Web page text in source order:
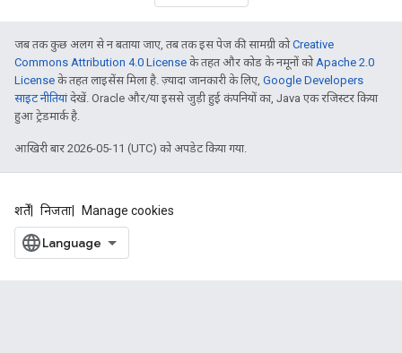
जब तक कुछ अलग से न बताया जाए, तब तक इस पेज की सामग्री कोCreative
Commons Attribution 4.0 License के तहत और कोड के नमूनों कोApache 2.0
License के तहत लाइसेंस मिला है. ज़्यादा जानकारी के लिए, Google Developers
साइट नीतियांदेखें. Oracle और/या इससे जुड़ी हुई कंपनियों का, Java एक रजिस्टर किया
हुआ ट्रेडमार्क है.
आखिरी बार 2026-05-11 (UTC) को अपडेट किया गया.
शर्तें निजता Manage cookies